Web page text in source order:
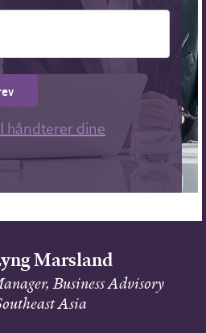
håndterer dine
Marsland
Business Advisory
Asia